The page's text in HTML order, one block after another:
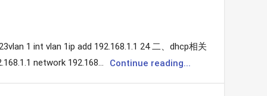
1 int vlan 1ip add 192.168.1.1 24 二、dhcp相关
network 192.168...
Continue reading...